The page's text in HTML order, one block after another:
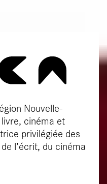
Nouvelle-
cinéma et
privilégiée des
l’écrit, du cinéma